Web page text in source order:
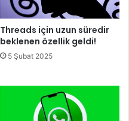
Threads için uzun süredir
beklenen özellik geldi!
5 Şubat 2025